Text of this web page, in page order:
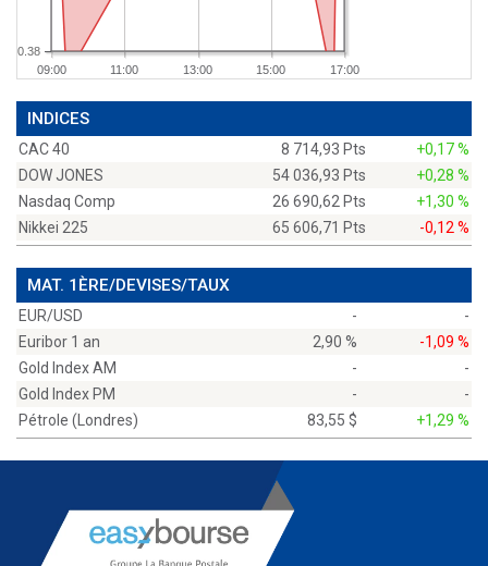
09:00 11:00 13:00 15:00 17:00
0.38
INDICES
CAC 40 8 714,93 Pts
+0,17 %
DOW JONES
54 036,93 Pts
+0,28 %
Nasdaq Comp
26 690,62 Pts
+1,30 %
Nikkei 225
65 606,71 Pts -0,12 %
MAT. 1ÈRE/DEVISES/TAUX
EUR/USD -
-
Euribor 1 an
2,90 %
-1,09 %
Gold Index AM
-
-
Gold Index PM
-
-
Pétrole (Londres)
83,55 $ +1,29 %